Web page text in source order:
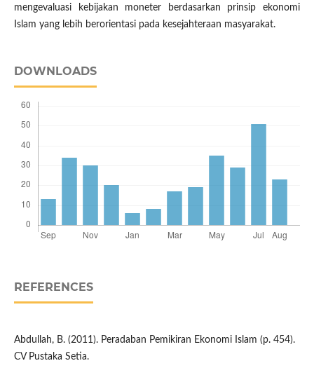
mengevaluasi kebijakan moneter berdasarkan prinsip ekonomi
Islam yang lebih berorientasi pada kesejahteraan masyarakat.
DOWNLOADS
REFERENCES
Abdullah, B. (2011). Peradaban Pemikiran Ekonomi Islam (p. 454).
CV Pustaka Setia.